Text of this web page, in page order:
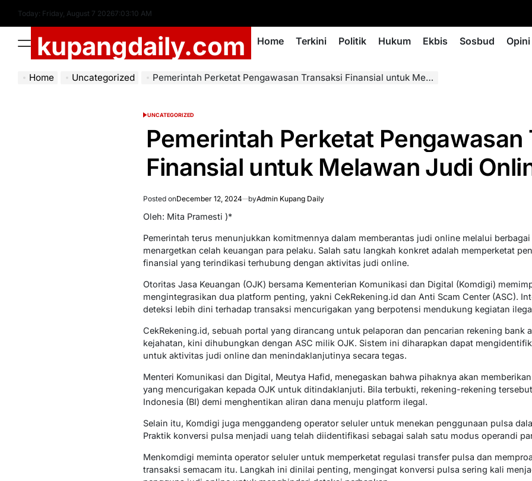
content
Today: Friday, August 7 20267:03:11 AM
Menukupangdaily.com Home Terkini Politik Hukum Ekbis Sosbud Opini
Home Uncategorized Pemerintah Perketat Pengawasan Transaksi Finansial untuk Melawan Judi Online
POSTED
UNCATEGORIZED
Pemerintah Perketat Pengawasan
Finansial untuk Melawan Judi
Posted onDecember 12, 2024 byAdmin Kupang Daily
Oleh: Mita Pramesti )*
Pemerintah terus menunjukkan komitmennya dalam memberantas judi online melalui
menargetkan celah keuangan para pelaku. Salah satu langkah konkret adalah memperketat
finansial yang terindikasi terhubung dengan aktivitas judi online.
Otoritas Jasa Keuangan (OJK) bersama Kementerian Komunikasi dan Digital (Komdigi)
mengintegrasikan dua platform penting, yakni CekRekening.id dan Anti Scam Center (ASC).
deteksi lebih dini terhadap transaksi mencurigakan yang berpotensi mendukung kegiatan
CekRekening.id, sebuah portal yang dirancang untuk pelaporan dan pencarian rekening bank
kejahatan, kini dihubungkan dengan ASC milik OJK. Sistem ini diharapkan dapat
untuk aktivitas judi online dan menindaklanjutinya secara tegas.
Menteri Komunikasi dan Digital, Meutya Hafid, menegaskan bahwa pihaknya akan
yang mencurigakan kepada OJK untuk ditindaklanjuti. Bila terbukti, rekening-rekening
Indonesia (BI) demi menghentikan aliran dana menuju platform ilegal.
Selain itu, Komdigi juga menggandeng operator seluler untuk menekan penggunaan pulsa
Praktik konversi pulsa menjadi uang telah diidentifikasi sebagai salah satu modus operandi
Menkomdigi meminta operator seluler untuk memperketat regulasi transfer pulsa dan
transaksi semacam itu. Langkah ini dinilai penting, mengingat konversi pulsa sering kali